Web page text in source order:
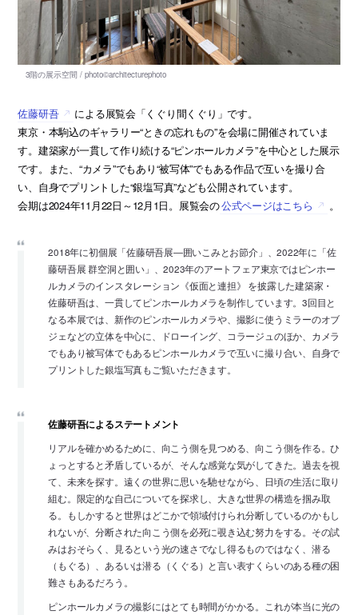
佐藤研吾
による展覧会「くぐり間くぐり」です。
東京・本駒込のギャラリー“ときの忘れもの”を会場に開催されていま
す。建築家が一貫して作り続ける“ピンホールカメラ”を中心とした展示
です。また、“カメラ”でもあり“被写体”でもある作品で互いを撮り合
い、自身でプリントした“銀塩写真”なども公開されています。
会期は2024年11月22日～12月1日。展覧会の公式ページはこちら 。
2018年に初個展「佐藤研吾展―囲いこみとお節介」、2022年に「佐
藤研吾展 群空洞と囲い」、2023年のアートフェア東京ではピンホー
ルカメラのインスタレーション《仮面と連担》 を披露した建築家・
佐藤研吾は、一貫してピンホールカメラを制作しています。3回目と
なる本展では、新作のピンホールカメラや、撮影に使うミラーのオブ
ジェなどの立体を中心に、ドローイング、コラージュのほか、カメラ
でもあり被写体でもあるピンホールカメラで互いに撮り合い、自身で
プリントした銀塩写真もご覧いただきます。
佐藤研吾によるステートメント
リアルを確かめるために、向こう側を見つめる、向こう側を作る。ひ
ょっとすると矛盾しているが、そんな感覚な気がしてきた。過去を視
て、未来を探す。遠くの世界に思いを馳せながら、日頃の生活に取り
組む。限定的な自己についてを探求し、大きな世界の構造を掴み取
る。もしかすると世界はどこかで領域付けられ分断しているのかもし
れないが、分断された向こう側を必死に覗き込む努力をする。その試
みはおそらく、見るという光の速さでなし得るものではなく、潜る
（もぐる）、あるいは潜る（くぐる）と言い表すくらいのある種の困
難さもあるだろう。
ピンホールカメラの撮影にはとても時間がかかる。これが本当に光の